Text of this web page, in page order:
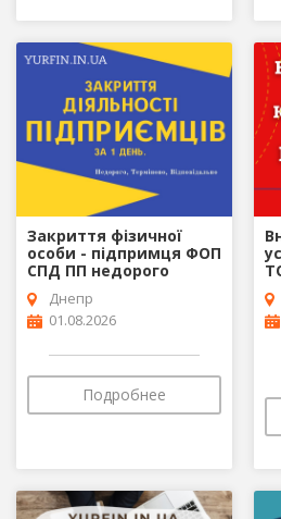
Закриття фізичної
особи - підпримця ФОП
СПД ПП недорого
Днепр
01.08.2026
Подробнее